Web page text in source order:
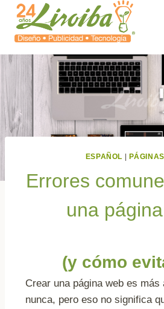
ESPAÑOL |
Errores
una
(y cómo
Crear una página web es más
nunca, pero eso no significa